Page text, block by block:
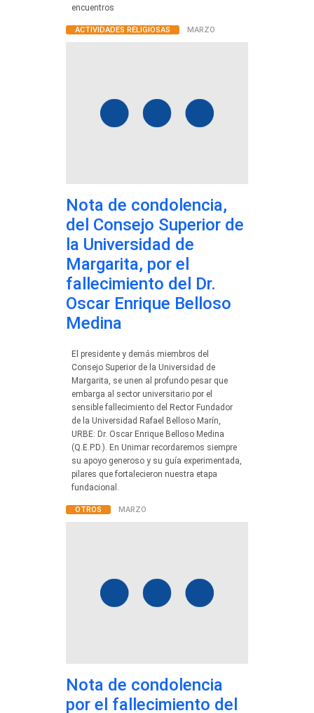
encuentros
ACTIVIDADES RELIGIOSAS MARZO
Nota de condolencia,
del Consejo Superior de
la Universidad de
Margarita, por el
fallecimiento del Dr.
Oscar Enrique Belloso
Medina
El presidente y demás miembros del
Consejo Superior de la Universidad de
Margarita, se unen al profundo pesar que
embarga al sector universitario por el
sensible fallecimiento del Rector Fundador
de la Universidad Rafael Belloso Marín,
URBE: Dr. Oscar Enrique Belloso Medina
(Q.E.P.D.). En Unimar recordaremos siempre
su apoyo generoso y su guía experimentada,
pilares que fortalecieron nuestra etapa
fundacional.
OTROS MARZO
Nota de condolencia
por el fallecimiento del